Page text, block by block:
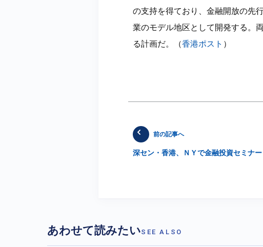
の支持を得ており、金融開放の先
業のモデル地区として開発する。
る計画だ。（香港ポスト ）
前の記事へ
深セン・香港、ＮＹで金融投資セミナー
あわせて読みたいSEE ALSO